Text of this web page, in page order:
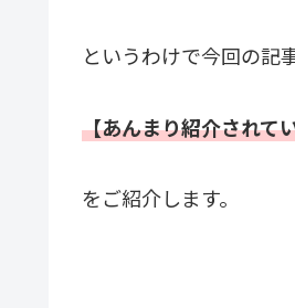
というわけで今回の記
【あんまり紹介されて
をご紹介します。